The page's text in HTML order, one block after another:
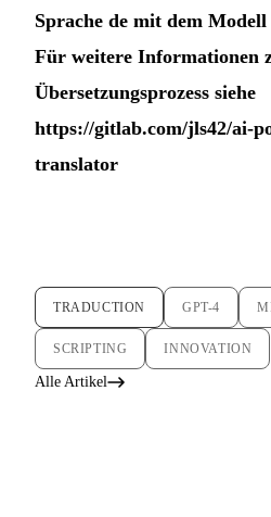
Sprache de mit dem
Für weitere Informationen
Übersetzungsprozess siehe
https://gitlab.com/jls42/ai-
translator
TRADUCTION GPT-4
SCRIPTING INNOVATION
Alle Artikel